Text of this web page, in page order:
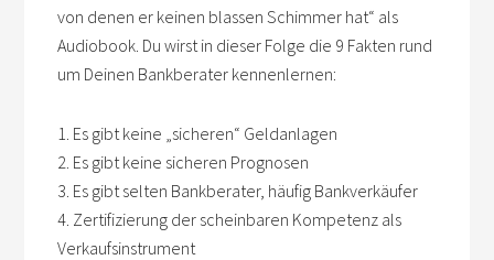
von denen er keinen blassen Schimmer hat“ als
Audiobook. Du wirst in dieser Folge die 9 Fakten rund
um Deinen Bankberater kennenlernen:
1. Es gibt keine „sicheren“ Geldanlagen
2. Es gibt keine sicheren Prognosen
3. Es gibt selten Bankberater, häufig Bankverkäufer
4. Zertifizierung der scheinbaren Kompetenz als
Verkaufsinstrument